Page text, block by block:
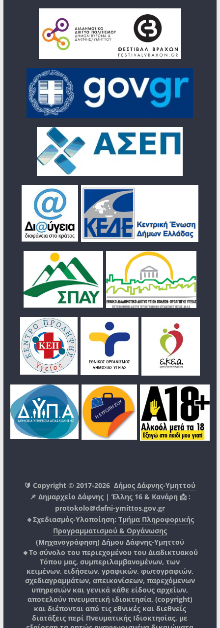
🔰 Copyright © 2017-2026Δήμος Δάφνης-Υμηττού
📌 Δημαρχείο Δάφνης | Έλλης 16 & Κανάρη 📩 :
protokolo@dafni-ymittos.gov.gr
🔹Σχεδιασμός-Υλοποίηση: Τμήμα Πληροφορικής
Προγραμματισμού & Οργάνωσης
(Μηχανογράφηση) Δήμου Δάφνης-Υμηττού
🔸Το σύνολο του περιεχομένου του Διαδικτυακού
Τόπου μας, συμπεριλαμβανομένων, των
κειμένων, ειδήσεων, γραφικών, φωτογραφιών,
σχεδιαγραμμάτων, απεικονίσεων, παρεχόμενων
υπηρεσιών και γενικά κάθε είδους αρχείων,
αποτελούν πνευματική ιδιοκτησία, (copyright)
και διέπονται από τις εθνικές και διεθνείς
διατάξεις περί Πνευματικής Ιδιοκτησίας, με